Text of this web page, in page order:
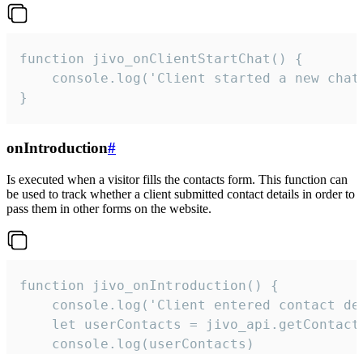
function jivo_onClientStartChat() {
console.log('Client started a new
}
onIntroduction#
Is executed when a visitor fills the contacts form. This function can
be used to track whether a client submitted contact details in order to
pass them in other forms on the website.
function jivo_onIntroduction() {
console.log('Client entered contact
let userContacts =
    console.log(userContacts)